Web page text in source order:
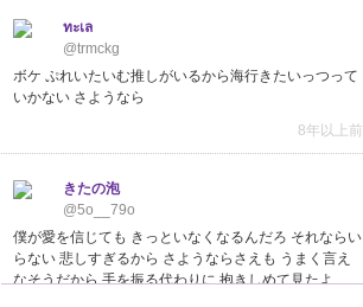
ทะเล
@trmckg
ボケ ぷれいたいむ推しがいるから海行きたいっつって
いかない さようなら
8年以上前
きたの泡
@5o__79o
僕が愛を信じても きっといなくなるんだろ それならい
らない 悲しすぎるから さようならさえも うまく言え
なそうだから 手を振る代わりに 抱きしめて見たよ